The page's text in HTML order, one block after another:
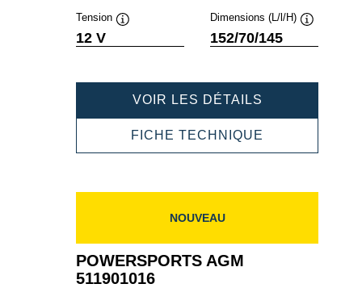
Tension
12 V
Dimensions (L/l/H)
152/70/145
VOIR LES DÉTAILS
512903019
FICHE TECHNIQUE
NOUVEAU
POWERSPORTS AGM
511901016